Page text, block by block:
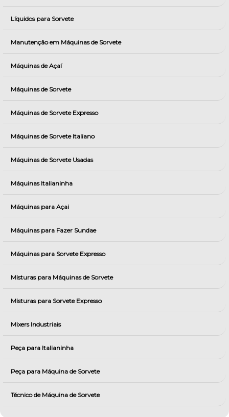
Líquidos para Sorvete
Manutenção em Máquinas de Sorvete
Máquinas de Açaí
Máquinas de Sorvete
Máquinas de Sorvete Expresso
Máquinas de Sorvete Italiano
Máquinas de Sorvete Usadas
Máquinas Italianinha
Máquinas para Açai
Máquinas para Fazer Sundae
Máquinas para Sorvete Expresso
Misturas para Máquinas de Sorvete
Misturas para Sorvete Expresso
Mixers Industriais
Peça para Italianinha
Peça para Máquina de Sorvete
Técnico de Máquina de Sorvete